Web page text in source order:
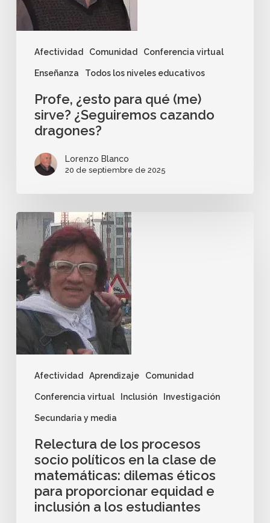
Afectividad Comunidad Conferencia virtual
Enseñanza Todos los niveles educativos
Profe, ¿esto para qué (me)
sirve? ¿Seguiremos cazando
dragones?
Lorenzo Blanco
20 de septiembre de 2025
Afectividad Aprendizaje Comunidad
Conferencia virtual Inclusión Investigación
Secundaria y media
Relectura de los procesos
socio políticos en la clase de
matemáticas: dilemas éticos
para proporcionar equidad e
inclusión a los estudiantes